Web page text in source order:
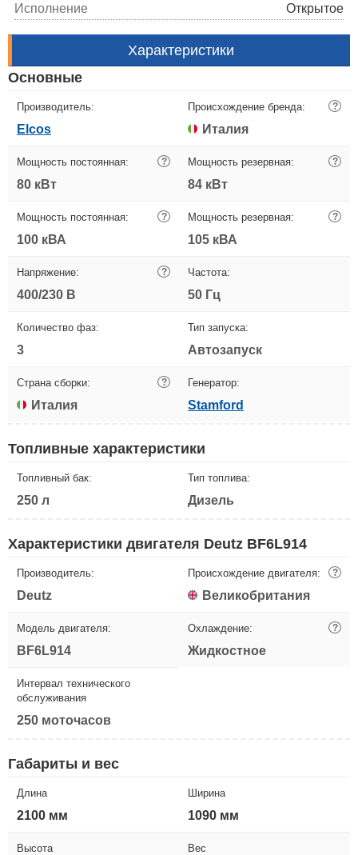
Исполнение
Открытое
Характеристики
Основные
Производитель:
Elcos
Происхождение бренда: ?
Италия
Мощность постоянная: ?
80 кВт
Мощность резервная: ?
84 кВт
Мощность постоянная: ?
100 кВА
Мощность резервная: ?
105 кВА
Напряжение: ?
400/230 В
Частота:
50 Гц
Количество фаз:
3
Тип запуска:
Автозапуск
Страна сборки: ?
Италия
Генератор:
Stamford
Топливные характеристики
Топливный бак:
250 л
Тип топлива:
Дизель
Характеристики двигателя Deutz BF6L914
Производитель:
Deutz
Происхождение двигателя: ?
Великобритания
Модель двигателя:
BF6L914
Охлаждение: ?
Жидкостное
Интервал технического
обслуживания
250 моточасов
Габариты и вес
Длина
2100 мм
Ширина
1090 мм
Высота Вес